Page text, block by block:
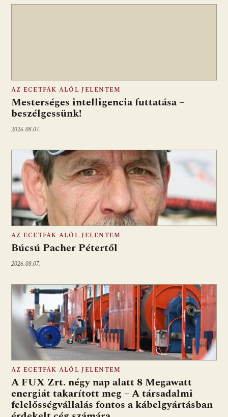
AZ ECETFÁK ALÓL JELENTEM
Mesterséges intelligencia futtatása –
beszélgessünk!
2026.08.07.
AZ ECETFÁK ALÓL JELENTEM
Búcsú Pacher Pétertől
2026.08.07.
AZ ECETFÁK ALÓL JELENTEM
A FUX Zrt. négy nap alatt 8 Megawatt
energiát takarított meg – A társadalmi
felelősségvállalás fontos a kábelgyártásban